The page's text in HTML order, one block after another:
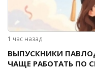
1 час назад
ВЫПУСКНИКИ
ЧАЩЕ РАБОТАТЬ ПО